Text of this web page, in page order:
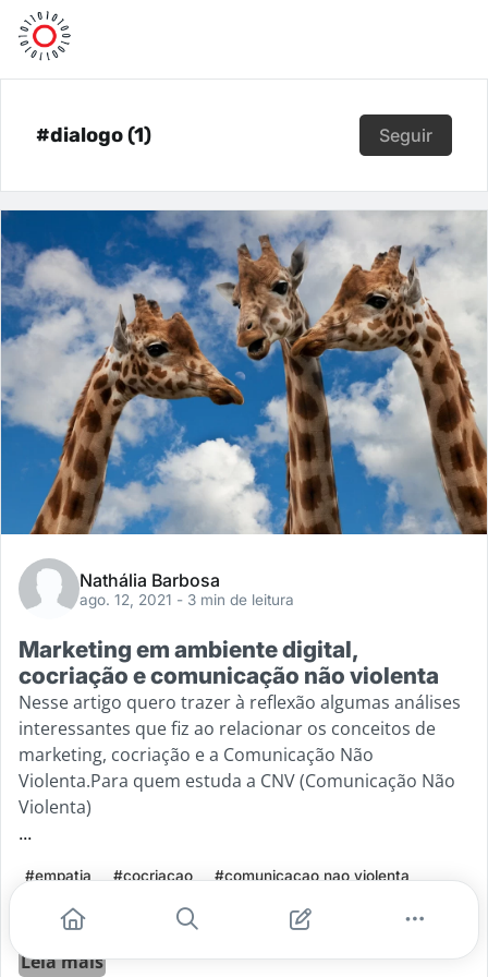
#dialogo (1) Seguir
Nathália Barbosa
ago. 12, 2021 - 3 min de leitura
Marketing em ambiente digital,
cocriação e comunicação não violenta
Nesse artigo quero trazer à reflexão algumas análises
interessantes que fiz ao relacionar os conceitos de
marketing, cocriação e a Comunicação Não
Violenta.Para quem estuda a CNV (Comunicação Não
Violenta)
...
#empatia #cocriacao
#comunicacao nao violenta
#escuta ativa
#dialogo
Leia mais